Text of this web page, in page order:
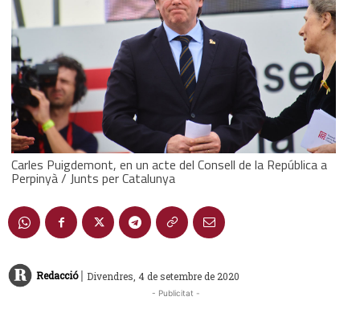
Carles Puigdemont, en un acte del Consell de la República a
Perpinyà / Junts per Catalunya
Redacció | Divendres, 4 de setembre de 2020
- Publicitat -